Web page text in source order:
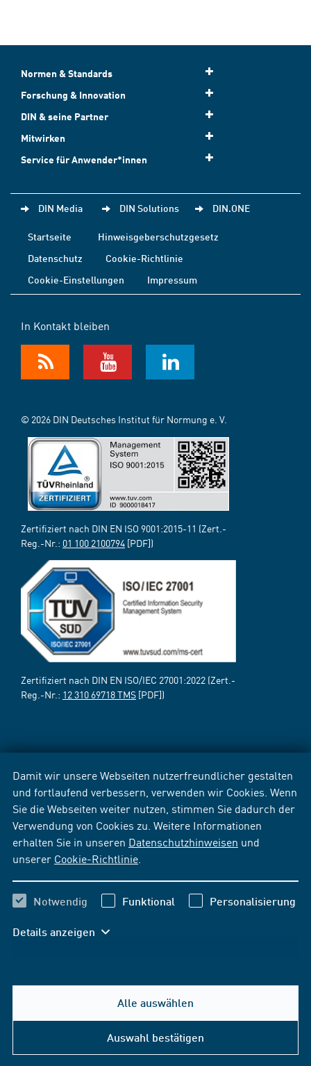
Damit wir unsere Webseiten nutzerfreundlicher gestalten
und fortlaufend verbessern, verwenden wir Cookies. Wenn
Sie die Webseiten weiter nutzen, stimmen Sie dadurch der
Verwendung von Cookies zu. Weitere Informationen
erhalten Sie in unseren Datenschutzhinweisen und
unserer Cookie-Richtlinie
Notwendig Funktional Personalisierung
Details anzeigen
Alle auswählen
Auswahl bestätigen
Normen & Standards
Forschung & Innovation
DIN & seine Partner
Mitwirken
Service für Anwender*innen
DIN Media DIN Solutions DIN.ONE
Startseite
Hinweisgeberschutzgesetz
Datenschutz
Cookie-Richtlinie
Cookie-Einstellungen
Impressum
In Kontakt bleiben
© 2026 DIN Deutsches Institut für Normung e. V.
Zertifiziert nach DIN EN ISO 9001:2015-11 (Zert.-
Reg.-Nr.: 01 100 2100794 [PDF])
Zertifiziert nach DIN EN ISO/IEC 27001:2022 (Zert.-
Reg.-Nr.: 12 310 69718 TMS [PDF])